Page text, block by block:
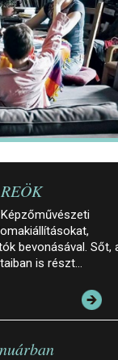
bevonásával. Sőt,
is részt…